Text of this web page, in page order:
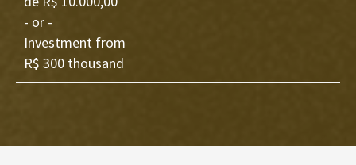
- or -
Investment from
R$ 300 thousand